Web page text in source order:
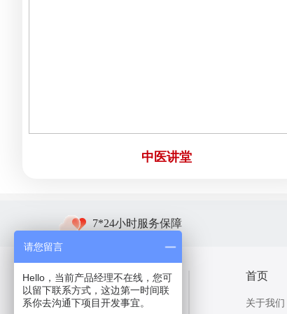
中医讲堂
7*24小时服务保障
扫码关注我们 首页
关于我们
请您留言
Hello，当前产品经理不在线，您可
以留下联系方式，这边第一时间联
系你去沟通下项目开发事宜。